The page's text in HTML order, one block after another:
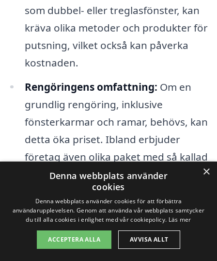
som dubbel- eller treglasfönster, kan
kräva olika metoder och produkter för
putsning, vilket också kan påverka
kostnaden.
Rengöringens omfattning: Om en
grundlig rengöring, inklusive
fönsterkarmar och ramar, behövs, kan
detta öka priset. Ibland erbjuder
företag även olika paket med så kallad
”premium” putsning.
Förutom dessa faktorer är det också klokt
att jämföra olika företag som erbjuder
fönsterputs i Påskallavik. Genom vår
×
Denna webbplats använder
cookies
Denna webbplats använder cookies för att förbättra
användarupplevelsen. Genom att använda vår webbplats samtycker
du till alla cookies i enlighet med vår cookiepolicy. Läs mer
ACCEPTERA ALLA AVVISA ALLT